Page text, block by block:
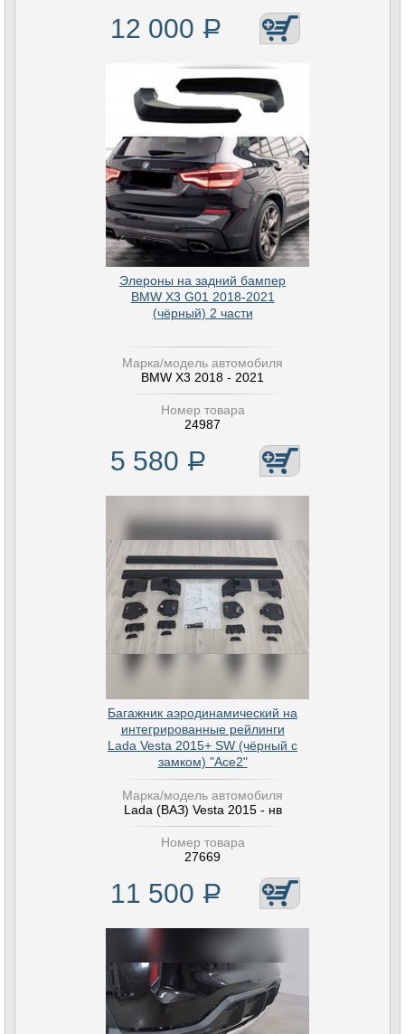
12 000 Р
Элероны на задний бампер
BMW X3 G01 2018-2021
(чёрный) 2 части
Марка/модель автомобиля
BMW X3 2018 - 2021
Номер товара
24987
5 580 Р
Багажник аэродинамический на
интегрированные рейлинги
Lada Vesta 2015+ SW (чёрный с
замком) "Ace2"
Марка/модель автомобиля
Lada (ВАЗ) Vesta 2015 - нв
Номер товара
27669
11 500 Р